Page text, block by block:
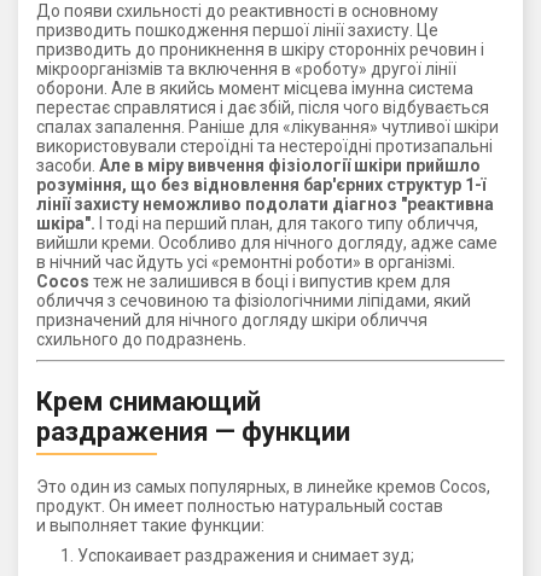
До появи схильності до реактивності в основному
призводить пошкодження першої лінії захисту. Це
призводить до проникнення в шкіру сторонніх речовин і
мікроорганізмів та включення в «роботу» другої лінії
оборони. Але в якийсь момент місцева імунна система
перестає справлятися і дає збій, після чого відбувається
спалах запалення. Раніше для «лікування» чутливої ​​шкіри
використовували стероїдні та нестероїдні протизапальні
засоби. Але в міру вивчення фізіології шкіри прийшло
розуміння, що без відновлення бар'єрних структур 1-ї
лінії захисту неможливо подолати діагноз "реактивна
шкіра". І тоді на перший план, для такого типу обличчя,
вийшли креми. Особливо для нічного догляду, адже саме
в нічний час йдуть усі «ремонтні роботи» в організмі.
Cocos теж не залишився в боці і випустив крем для
обличчя з сечовиною та фізіологічними ліпідами, який
призначений для нічного догляду шкіри обличчя
схильного до подразнень.
Крем снимающий
раздражения — функции
Это один из самых популярных, в линейке кремов Cocos,
продукт. Он имеет полностью натуральный состав
и выполняет такие функции:
Успокаивает раздражения и снимает зуд;